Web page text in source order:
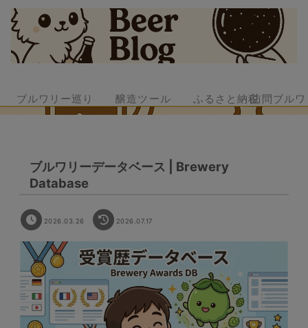
ブルワリー巡り 醸造ツール ふるさと納税訪問ブル
ブルワリーデータベース | Brewery
Database
2026.03.26 2026.07.17